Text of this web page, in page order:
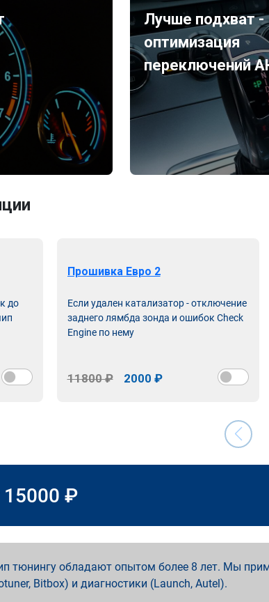
Лучше подхват -
оптимизация
переключений
до
Прошивка Евро 2
Если удален катализатор - отключение
заднего лямбда зонда и ошибок Check
Engine по нему
11800 ₽ 2000 ₽
15000 ₽
тюнингу обладают опытом более 8 лет. Мы
Bitbox) и диагностики (Launch, Autel).